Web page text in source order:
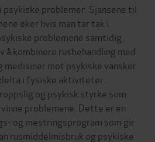
psykiske problemer. Sjansene til
øker hvis man tar tak i
problemene samtidig.
å kombinere rusbehandling med
mot psykiske vansker.
i fysiske aktiviteter.
og psykisk styrke som
problemene. Dette er en
og mestringsprogram som gir
rusmiddelmisbruk og psykiske